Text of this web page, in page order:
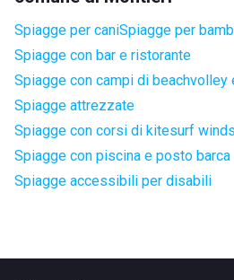
Spiagge per caniSpiagge per
Spiagge con bar e ristorante
Spiagge con campi di beachvolley
Spiagge attrezzate
Spiagge con corsi di kitesurf
Spiagge con piscina e posto barca
Spiagge accessibili per disabili